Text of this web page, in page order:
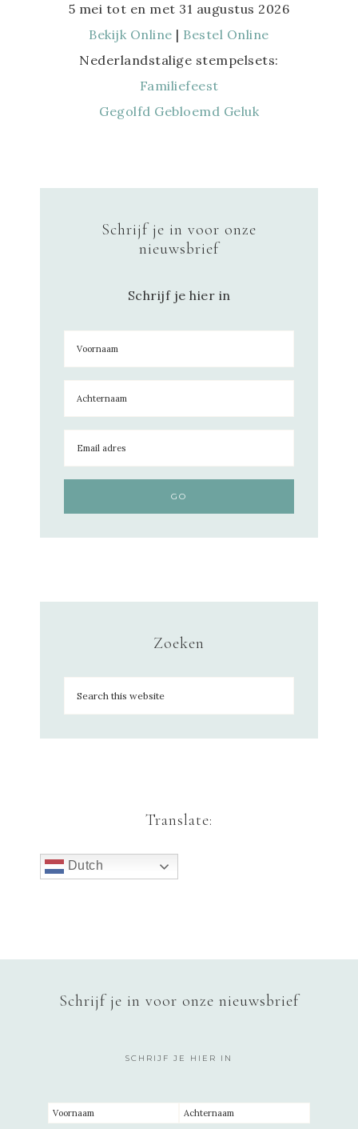
5 mei tot en met 31 augustus 2026
Bekijk Online | Bestel Online
Nederlandstalige stempelsets:
Familiefeest
Gegolfd Gebloemd Geluk
Schrijf je in voor onze
nieuwsbrief
Schrijf je hier in
Zoeken
Translate:
Dutch
Schrijf je in voor onze nieuwsbrief
SCHRIJF JE HIER IN